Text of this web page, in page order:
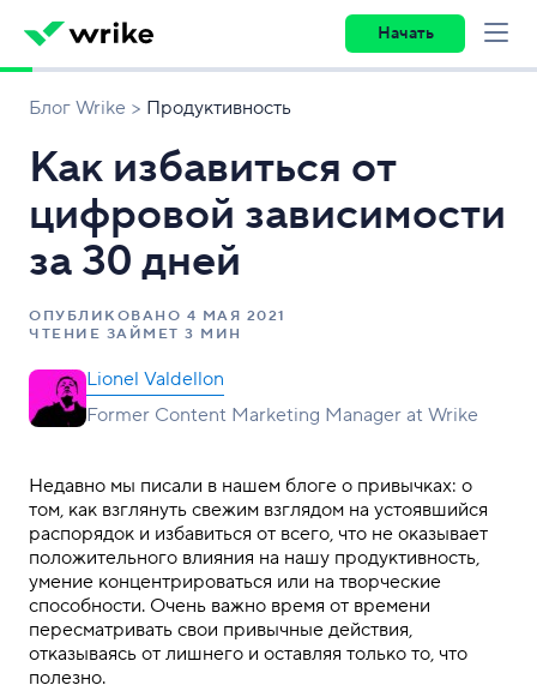
Начать
Блог Wrike Продуктивность
Как избавиться от
цифровой зависимости
за 30 дней
ОПУБЛИКОВАНО 4 МАЯ 2021
ЧТЕНИЕ ЗАЙМЕТ 3 МИН
Lionel Valdellon
Former Content Marketing Manager at Wrike
Недавно мы писали в нашем блоге о привычках: о
том, как взглянуть свежим взглядом на устоявшийся
распорядок и избавиться от всего, что не оказывает
положительного влияния на нашу продуктивность,
умение концентрироваться или на творческие
способности. Очень важно время от времени
пересматривать свои привычные действия,
отказываясь от лишнего и оставляя только то, что
полезно.